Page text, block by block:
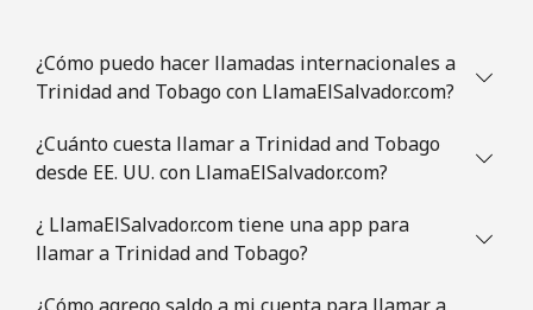
¿Cómo puedo hacer llamadas internacionales a
Trinidad and Tobago con LlamaElSalvador.com?
¿Cuánto cuesta llamar a Trinidad and Tobago
desde EE. UU. con LlamaElSalvador.com?
¿ LlamaElSalvador.com tiene una app para
llamar a Trinidad and Tobago?